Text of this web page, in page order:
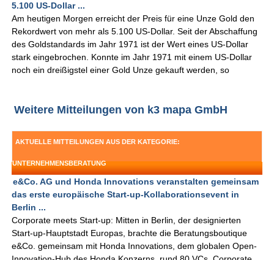
5.100 US-Dollar ...
Am heutigen Morgen erreicht der Preis für eine Unze Gold den
Rekordwert von mehr als 5.100 US-Dollar. Seit der Abschaffung
des Goldstandards im Jahr 1971 ist der Wert eines US-Dollar
stark eingebrochen. Konnte im Jahr 1971 mit einem US-Dollar
noch ein dreißigstel einer Gold Unze gekauft werden, so
Weitere Mitteilungen von k3 mapa GmbH
AKTUELLE MITTEILUNGEN AUS DER KATEGORIE:
UNTERNEHMENSBERATUNG
e&Co. AG und Honda Innovations veranstalten gemeinsam
das erste europäische Start-up-Kollaborationsevent in
Berlin ...
Corporate meets Start-up: Mitten in Berlin, der designierten
Start-up-Hauptstadt Europas, brachte die Beratungsboutique
e&Co. gemeinsam mit Honda Innovations, dem globalen Open-